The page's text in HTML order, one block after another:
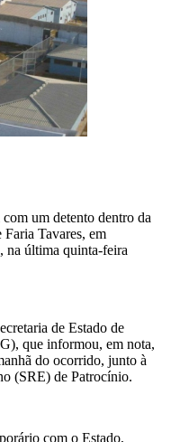
um detento dentro da
Tavares, em
na última quinta-feira
de Estado de
que informou, em nota,
do ocorrido, junto à
(SRE) de Patrocínio.
com o Estado,